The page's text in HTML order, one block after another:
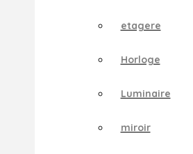
etagere
Horloge
Luminaire
miroir